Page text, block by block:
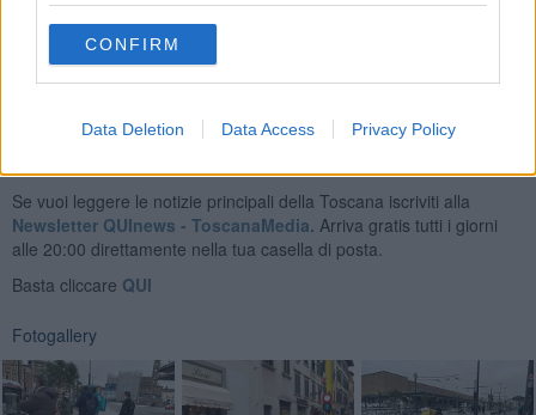
CONFIRM
Data Deletion Data Access Privacy Policy
benessere e al reddito di questi lavoratori che con la pandemia si
sono moltiplicati".
Se vuoi leggere le notizie principali della Toscana iscriviti alla
Newsletter QUInews - ToscanaMedia. Arriva gratis tutti i giorni
alle 20:00 direttamente nella tua casella di posta.
Basta cliccare QUI
Fotogallery